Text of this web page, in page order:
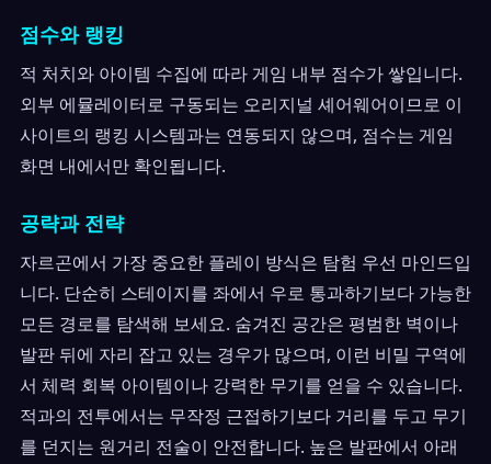
점수와 랭킹
적 처치와 아이템 수집에 따라 게임 내부 점수가 쌓입니다.
외부 에뮬레이터로 구동되는 오리지널 셰어웨어이므로 이
사이트의 랭킹 시스템과는 연동되지 않으며, 점수는 게임
화면 내에서만 확인됩니다.
공략과 전략
자르곤에서 가장 중요한 플레이 방식은 탐험 우선 마인드입
니다. 단순히 스테이지를 좌에서 우로 통과하기보다 가능한
모든 경로를 탐색해 보세요. 숨겨진 공간은 평범한 벽이나
발판 뒤에 자리 잡고 있는 경우가 많으며, 이런 비밀 구역에
서 체력 회복 아이템이나 강력한 무기를 얻을 수 있습니다.
적과의 전투에서는 무작정 근접하기보다 거리를 두고 무기
를 던지는 원거리 전술이 안전합니다. 높은 발판에서 아래